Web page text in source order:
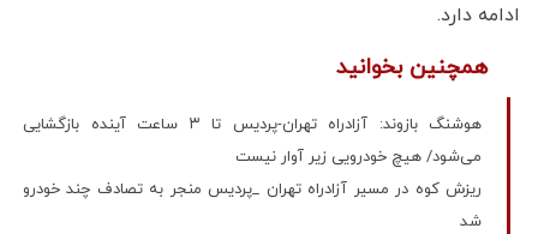
ادامه دارد.
همچنین بخوانید
هوشنگ بازوند: آزادراه تهران-پردیس تا ۳ ساعت آینده بازگشایی
می‌شود/ هیچ خودرویی زیر آوار نیست
ریزش کوه در مسیر آزادراه تهران _پردیس منجر به تصادف چند خودرو
شد